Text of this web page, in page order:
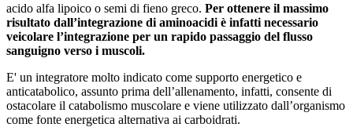
acido alfa lipoico o semi di fieno greco. Per ottenere il massimo
risultato dall’integrazione di aminoacidi è infatti necessario
veicolare l’integrazione per un rapido passaggio del flusso
sanguigno verso i muscoli.
E' un integratore molto indicato come supporto energetico e
anticatabolico, assunto prima dell’allenamento, infatti, consente di
ostacolare il catabolismo muscolare e viene utilizzato dall’organismo
come fonte energetica alternativa ai carboidrati.